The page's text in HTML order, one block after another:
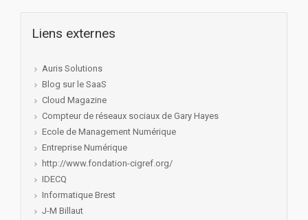
Liens externes
Auris Solutions
Blog sur le SaaS
Cloud Magazine
Compteur de réseaux sociaux de Gary Hayes
Ecole de Management Numérique
Entreprise Numérique
http://www.fondation-cigref.org/
IDECQ
Informatique Brest
J-M Billaut